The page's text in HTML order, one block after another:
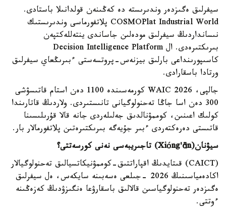
سيفرلىق ەگىزدەر وندىرىستە دە كەڭىنەن قولدانىلا باستادى.
COSMOPlat Industrial World پلاتفورماسى وندىرىستىك
نىسانداردىڭ سيفرلىق مودەلىن جاساندى ينتەللەكتپەن
بىرىكتىرەدى. ال Decision Intelligence Platform
كاسىپورىنداعى بارلىق بيزنەس-پروتسەستى ءبىرىڭعاي سيفرلىق
ورتادا باسقارادى.
جالپى، WAIC 2026 كورمەسىندە 1100 دەن استام قاتىسۋشى
300 دەن اسا جاڭا تەحنولوگيانى تانىستىردى. ولاردىڭ قاتارىندا
كولىك اعىنىن، كوممۋنالدىق جەلىلەردى جانە قالا قۇرىلىسىنا
قاتىستى دەرەكتەردى ءبىر جۇيەگە بىرىكتىرەتىن پلاتفورمالار بار.
سيۋنان(
Xióng'ān
) تاجىريبەسى نەنى كورسەتتى؟
(CAICT) قىتايدىڭ اقپاراتتىق-كوممۋنيكاتسيالىق تەحنولوگيالار
اكادەمياسىنىڭ 2026 -جىلعى ەسەبىنە سايكەس، ەل سيفرلىق
ەگىزدەر تەحنولوگياسىن قالالىق باسقارۋعا ەنگىزۋدىڭ كەزەڭىنە
ءوتتى.